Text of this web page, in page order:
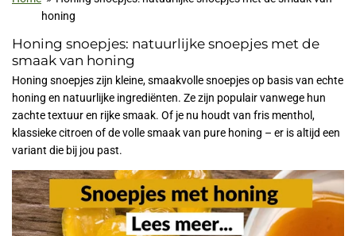
honing
Honing snoepjes: natuurlijke snoepjes met de
smaak van honing
Honing snoepjes zijn kleine, smaakvolle snoepjes op basis van echte
honing en natuurlijke ingrediënten. Ze zijn populair vanwege hun
zachte textuur en rijke smaak. Of je nu houdt van fris menthol,
klassieke citroen of de volle smaak van pure honing – er is altijd een
variant die bij jou past.